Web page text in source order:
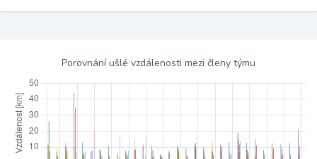
Porovnání ušlé vzdálenosti mezi členy týmu